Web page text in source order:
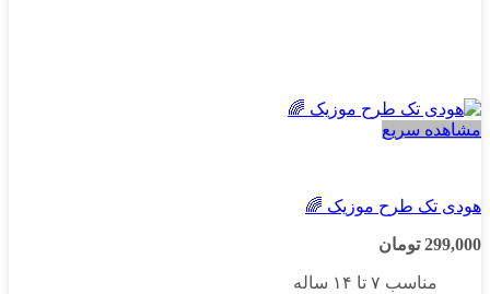
مشاهده سریع
هودی تک طرح موزیک 🌈
299,000 تومان
مناسب ۷ تا ۱۴ ساله